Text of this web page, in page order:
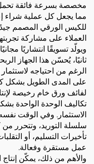
مخصصة بسرعة فائقة تحمل
مما يجعل كل عملية شراء
للكيس الورقي المصمم
العملاء على مشاركة
ويولّد تسويقًا انتشاريًا
ثانيًا، يُحسّن هذا الجهاز
الرغم من احتياجه
على المدى الطويل بشكل
لفائف ورق خام رخيصة
تكاليف الوحدة الواحدة
الاستثمار. وفي الوقت
سلسلة التوريد، وتتحرر من
تأخيرات التسليم، أو
عمل مستقرة وفعالة.
والأهم من ذلك، يمكّن